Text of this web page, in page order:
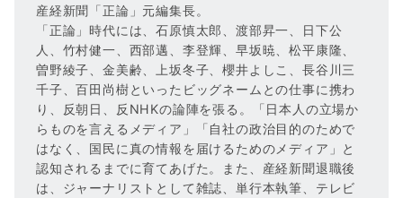
産経新聞「正論」元編集長。
「正論」時代には、石原慎太郎、渡部昇一、日下公
人、竹村健一、西部邁、李登輝、早坂暁、松平康隆、
曽野綾子、金美齢、上坂冬子、櫻井よしこ、長谷川三
千子、百田尚樹といったビッグネームとの仕事に携わ
り、反朝日、反NHKの論陣を張る。「日本人の立場か
らものを言えるメディア」「自社の政治目的のためで
はなく、国民に真の情報を届けるためのメディア」と
認知されるまでに育てあげた。また、産経新聞退職後
は、ジャーナリストとして雑誌、単行本執筆、テレビ